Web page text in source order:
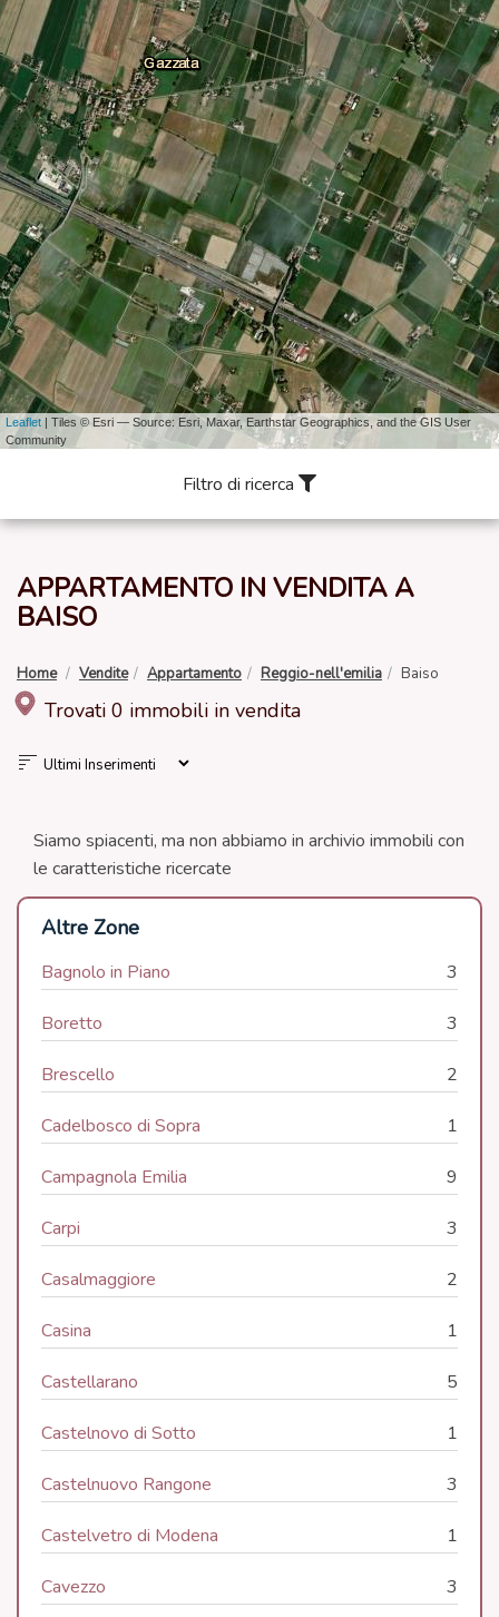
Leaflet | Tiles © Esri — Source: Esri, Maxar, Earthstar Geographics, and the GIS User
Community
Filtro di ricerca
APPARTAMENTO IN VENDITA A
BAISO
Home Vendite Appartamento Reggio-nell'emilia Baiso
Trovati 0 immobili in vendita
Siamo spiacenti, ma non abbiamo in archivio immobili con
le caratteristiche ricercate
Altre Zone
Bagnolo in Piano 3
Boretto 3
Brescello 2
Cadelbosco di Sopra 1
Campagnola Emilia 9
Carpi 3
Casalmaggiore 2
Casina 1
Castellarano 5
Castelnovo di Sotto 1
Castelnuovo Rangone 3
Castelvetro di Modena 1
Cavezzo 3